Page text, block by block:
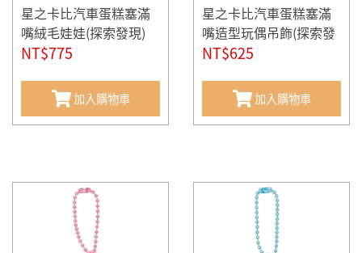
星之卡比汽車蛋糕塞滿
嘴絨毛娃娃(探索發現)
NT$775
加入購物車
星之卡比汽車蛋糕塞滿
嘴造型玩偶吊飾(探索發
現)
NT$625
加入購物車